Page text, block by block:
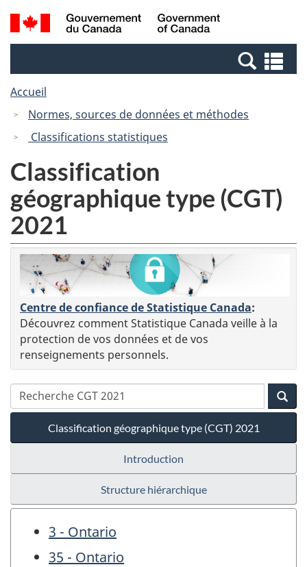
Passer
au
Passer
à
Canada
Recherche
et
et
Accueil
Normes, sources de données et méthodes
Classifications statistiques
Classification
géographique type (CGT)
2021
Centre de confiance de Statistique Canada:
Découvrez comment Statistique Canada veille à la
protection de vos données et de vos
renseignements personnels.
Classification géographique type (CGT) 2021
Introduction
Structure hiérarchique
3 - Ontario
35 - Ontario